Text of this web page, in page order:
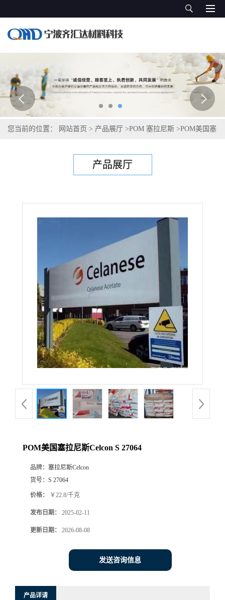
您当前的位置： 网站首页 > 产品展厅 >POM 塞拉尼斯 >POM美国塞
产品展厅
POM美国塞拉尼斯Celcon S 27064
品牌： 塞拉尼斯Celcon
货号： S 27064
价格： ￥22.8/千克
发布日期： 2025-02-11
更新日期： 2026-08-08
发送咨询信息
产品详请